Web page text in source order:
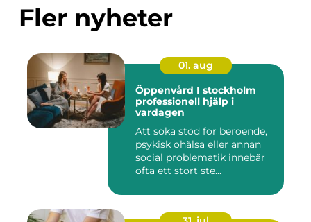
Fler nyheter
01. aug
Öppenvård I stockholm
professionell hjälp i
vardagen
Att söka stöd för beroende,
psykisk ohälsa eller annan
social problematik innebär
ofta ett stort ste...